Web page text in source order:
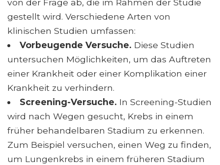
von der Frage ab, die im Rahmen der Studie
gestellt wird. Verschiedene Arten von
klinischen Studien umfassen:
Vorbeugende Versuche. Diese Studien
untersuchen Möglichkeiten, um das Auftreten
einer Krankheit oder einer Komplikation einer
Krankheit zu verhindern.
Screening-Versuche. In Screening-Studien
wird nach Wegen gesucht, Krebs in einem
früher behandelbaren Stadium zu erkennen.
Zum Beispiel versuchen, einen Weg zu finden,
um Lungenkrebs in einem früheren Stadium